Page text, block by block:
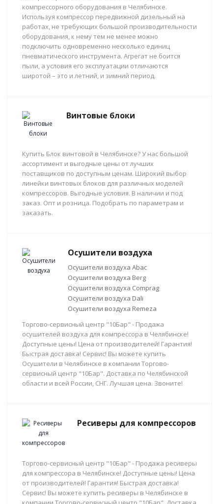
компрессорного оборудования в Челябинске.
Используя компрессор передвижной дизельный на
работах, не требующих большой производительности
оборудования, к нему тем не менее можно
подключить одновременно несколько единиц
пневматического инструмента. Агрегат не боится
пыли, а условия его эксплуатации отличаются
широтой – это и летний, и зимний период.
Винтовые блоки
Купить Блок винтовой в Челябинске? У нас большой
ассортимент и выгодные цены от лучших
поставщиков по доступным ценам. Широкий выбор
линейки винтовых блоков для различных моделей
компрессоров. Выгодные условия. В наличии и под
заказ. Опт и розница. Подобрать по параметрам и
заказать.
Осушители воздуха
Осушители воздуха Abac
Осушители воздуха Berg
Осушители воздуха Comprag
Осушители воздуха Dali
Осушители воздуха Remeza
Торгово-сервисный центр "10Бар" - Продажа
осушителей воздуха для компрессора в Челябинске!
Доступные цены! Цена от производителей! Гарантия!
Быстрая доставка! Сервис! Вы можете купить
Осушители в Челябинске в компании Торгово-
сервисный центр "10Бар". Доставка по Челябинской
области и всей России, СНГ. Лучшая цена. Звоните!
Ресиверы для компрессоров
Торгово-сервисный центр "10Бар" - Продажа ресиверы
для компрессора в Челябинске! Доступные цены! Цена
от производителей! Гарантия! Быстрая доставка!
Сервис! Вы можете купить ресиверы в Челябинске в